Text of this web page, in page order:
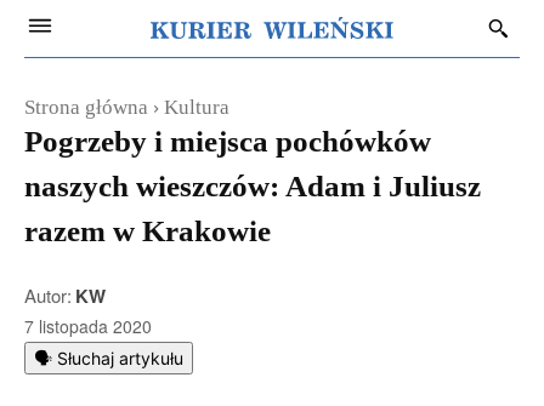
Strona główna Kultura
Pogrzeby i miejsca pochówków
naszych wieszczów: Adam i Juliusz
razem w Krakowie
Autor: KW
7 listopada 2020
🗣️ Słuchaj artykułu